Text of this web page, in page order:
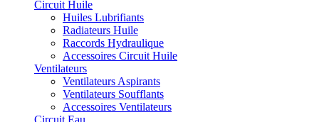
Circuit Huile
Huiles Lubrifiants
Radiateurs Huile
Raccords Hydraulique
Accessoires Circuit Huile
Ventilateurs
Ventilateurs Aspirants
Ventilateurs Soufflants
Accessoires Ventilateurs
Circuit Eau